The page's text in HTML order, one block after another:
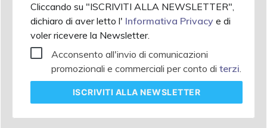
Cliccando su "ISCRIVITI ALLA NEWSLETTER",
dichiaro di aver letto l' Informativa Privacy e di
voler ricevere la Newsletter.
Acconsento all'invio di comunicazioni
promozionali e commerciali per conto di terzi.
ISCRIVITI ALLA NEWSLETTER